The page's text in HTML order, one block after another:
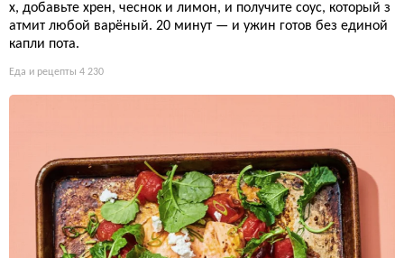
х, добавьте хрен, чеснок и лимон, и получите соус, который з
атмит любой варёный. 20 минут — и ужин готов без единой
капли пота.
Еда и рецепты 4 230